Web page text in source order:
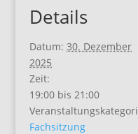
Details
Datum: 30. Dezember
2025
Zeit:
19:00 bis 21:00
Fachsitzung